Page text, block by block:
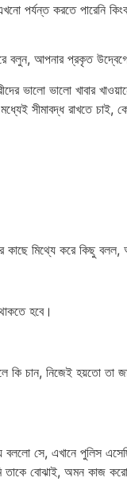
পর্যন্ত করতে পারেনি
বলুন, আপনার প্রকৃত
ভালো ভালো খাবার
সীমাবদ্ধ রাখতে চাই,
মিথ্যে করে কিছু
হবে।
চান, নিজেই হয়তো তা
বললো সে, এখানে পুলিস
তাকে বোঝাই, অমন কাজ